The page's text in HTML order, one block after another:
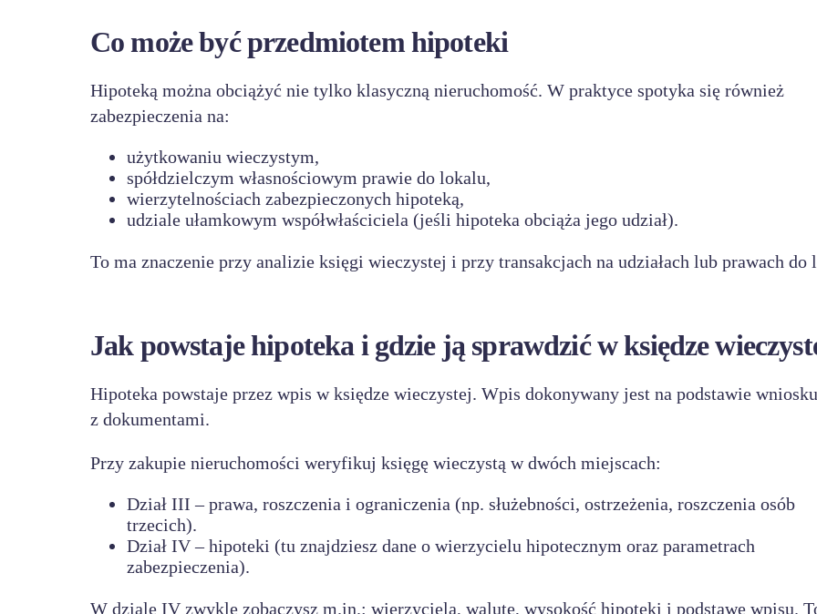
Co może być przedmiotem hipoteki
Hipoteką można obciążyć nie tylko klasyczną nieruchomość. W praktyce spotyka się również
zabezpieczenia na:
użytkowaniu wieczystym,
spółdzielczym własnościowym prawie do lokalu,
wierzytelnościach zabezpieczonych hipoteką,
udziale ułamkowym współwłaściciela (jeśli hipoteka obciąża jego udział).
To ma znaczenie przy analizie księgi wieczystej i przy transakcjach na udziałach lub prawach do
Jak powstaje hipoteka i gdzie ją sprawdzić w księdze
Hipoteka powstaje przez wpis w księdze wieczystej. Wpis dokonywany jest na podstawie
z dokumentami.
Przy zakupie nieruchomości weryfikuj księgę wieczystą w dwóch miejscach:
Dział III – prawa, roszczenia i ograniczenia (np. służebności, ostrzeżenia, roszczenia osób
trzecich).
Dział IV – hipoteki (tu znajdziesz dane o wierzycielu hipotecznym oraz parametrach
zabezpieczenia).
W dziale IV zwykle zobaczysz m.in.: wierzyciela, walutę, wysokość hipoteki i podstawę wpisu.